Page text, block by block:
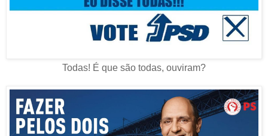
Todas! É que são todas, ouviram?